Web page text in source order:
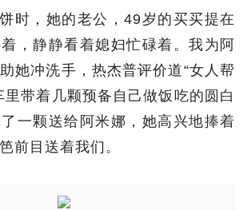
时，她的老公，49岁的买买提在
，静静看着媳妇忙碌着。我为阿
她冲洗手，热杰普评价道“女人帮
里带着几颗预备自己做饭吃的圆白
一颗送给阿米娜，她高兴地捧着
前目送着我们。